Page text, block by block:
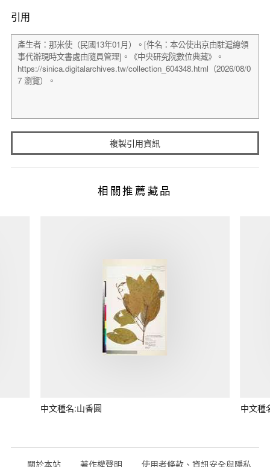
引用
複製引用資訊
相關推薦藏品
中文種名:山香圓 中文種
關於本站 著作權聲明 使用者條款、資訊安全與隱私